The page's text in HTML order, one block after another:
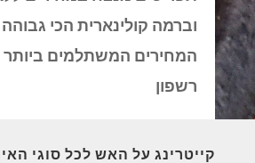
וברמה קולינארית הכי
המחירים המשתלמים ביותר
רשפון
קייטרינג על האש לכל סוגי